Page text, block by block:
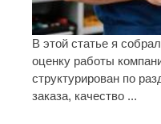
В этой статье я
оценку работы
структурирован по
заказа, качество ...